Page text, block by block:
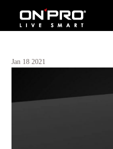
Jan 18 2021